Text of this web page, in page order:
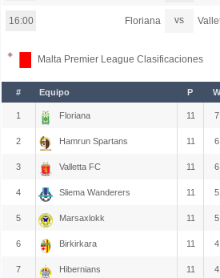
16:00 Floriana vs
Malta Premier League Clasificaciones
# Equipo P W
1 Floriana 11 7
2 Hamrun Spartans 11 6
3 Valletta FC 11 6
4 Sliema Wanderers 11 5
5 Marsaxlokk 11 5
6 Birkirkara 11 4
7 Hibernians 11 4